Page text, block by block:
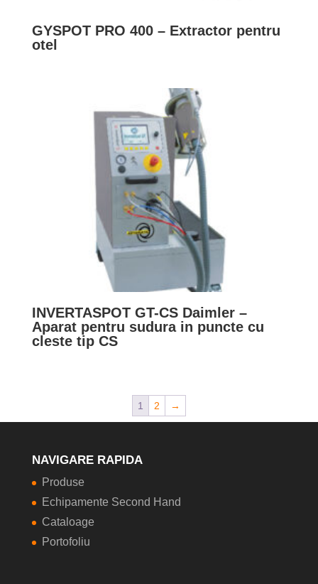
GYSPOT PRO 400 – Extractor pentru
otel
INVERTASPOT GT-CS Daimler –
Aparat pentru sudura in puncte cu
cleste tip CS
1 2 →
NAVIGARE RAPIDA
Produse
Echipamente Second Hand
Cataloage
Portofoliu